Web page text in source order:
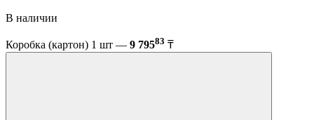
В наличии
Коробка (картон) 1 шт — 9 79583 ₸